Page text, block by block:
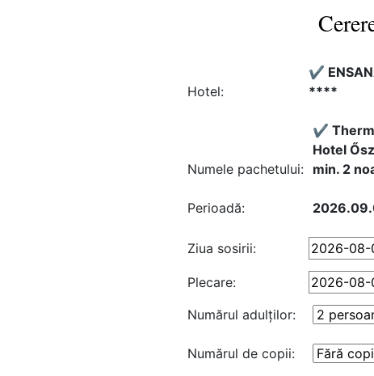
Hotel:
✔️
****
Numele pachetului:
✔️
Hotel
min. 2
Perioadă:
Ziua sosirii:
Plecare:
Numărul adulţilor:
Numărul de copii: